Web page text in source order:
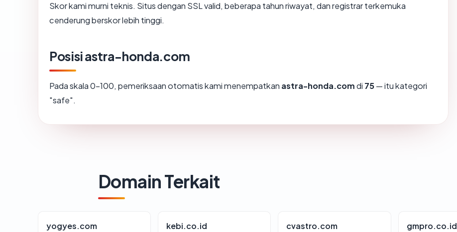
Skor kami murni teknis. Situs dengan SSL valid, beberapa tahun riwayat, dan registrar terkemuka
cenderung berskor lebih tinggi.
Posisi astra-honda.com
Pada skala 0-100, pemeriksaan otomatis kami menempatkan astra-honda.comdi 75— itu kategori
"safe".
Domain Terkait
yogyes.com kebi.co.id cvastro.com gmpro.co.id